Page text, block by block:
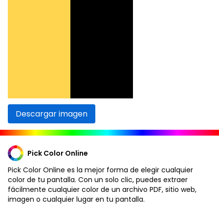
Descargar imagen
Pick Color Online
Pick Color Online es la mejor forma de elegir cualquier
color de tu pantalla. Con un solo clic, puedes extraer
fácilmente cualquier color de un archivo PDF, sitio web,
imagen o cualquier lugar en tu pantalla.